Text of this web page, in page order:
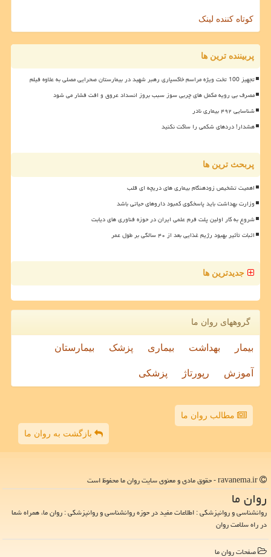
کوتاه کننده لینک
پربیننده ترین ها
تجهیز 100 تخت ویژه مراسم خاکسپاری رهبر شهید در بیمارستان صحرایی مصلی به علاوه فیلم
مصرف بی رویه مکمل های چربی سوز سبب بروز انسداد عروق و افت فشار می شود
شناسایی ۴۹۲ بیماری نادر
هشدار! دردهای شکمی را ساکت نکنید
پربحث ترین ها
اهمیت تشخیص زودهنگام بیماری های دریچه ای قلب
وزارت بهداشت باید پاسخگوی کمبود داروهای حیاتی باشد
شروع به کار اولین پلت فرم علمی ایران در حوزه فناوری های دیابت
اثبات تأثیر بهبود رژیم غذایی بعد از ۴۰ سالگی بر طول عمر
جدیدترین ها
گروههای روان ما
بیمار بهداشت بیماری پزشک بیمارستان
آموزش رپورتاژ پزشکی
مطالب روان ما
بازگشت به روان ما
روان ما
روانشناسی و روانپزشکی : اطلاعات مفید در حوزه روانشناسی و روانپزشکی : روان ما، همراه شما
در راه سلامت روان
صفحات روان ما